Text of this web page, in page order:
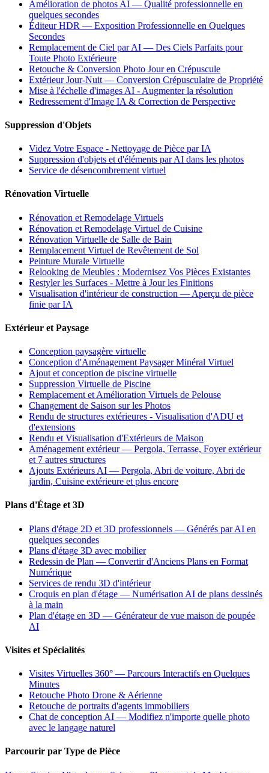
Amélioration de photos AI — Qualité professionnelle en
quelques secondes
Éditeur HDR — Exposition Professionnelle en Quelques
Secondes
Remplacement de Ciel par AI — Des Ciels Parfaits pour
Toute Photo Extérieure
Retouche & Conversion Photo Jour en Crépuscule
Extérieur Jour-Nuit — Conversion Crépusculaire de Propriété
Mise à l'échelle d'images AI - Augmenter la résolution
Redressement d'Image IA & Correction de Perspective
Suppression d'Objets
Videz Votre Espace - Nettoyage de Pièce par IA
Suppression d'objets et d'éléments par AI dans les photos
Service de désencombrement virtuel
Rénovation Virtuelle
Rénovation et Remodelage Virtuels
Rénovation et Remodelage Virtuel de Cuisine
Rénovation Virtuelle de Salle de Bain
Remplacement Virtuel de Revêtement de Sol
Peinture Murale Virtuelle
Relooking de Meubles : Modernisez Vos Pièces Existantes
Restyler les Surfaces - Mettre à Jour les Finitions
Visualisation d'intérieur de construction — Aperçu de pièce
finie par IA
Extérieur et Paysage
Conception paysagère virtuelle
Conception d'Aménagement Paysager Minéral Virtuel
Ajout et conception de piscine virtuelle
Suppression Virtuelle de Piscine
Remplacement et Amélioration Virtuels de Pelouse
Changement de Saison sur les Photos
Rendu de structures extérieures - Visualisation d'ADU et
d'extensions
Rendu et Visualisation d'Extérieurs de Maison
Aménagement extérieur — Pergola, Terrasse, Foyer extérieur
et 7 autres structures
Ajouts Extérieurs AI — Pergola, Abri de voiture, Abri de
jardin, Cuisine extérieure et plus encore
Plans d'Étage et 3D
Plans d'étage 2D et 3D professionnels — Générés par AI en
quelques secondes
Plans d'étage 3D avec mobilier
Redessin de Plan — Convertir d'Anciens Plans en Format
Numérique
Services de rendu 3D d'intérieur
Croquis en plan d'étage — Numérisation AI de plans dessinés
à la main
Plan d'étage en 3D — Générateur de vue maison de poupée
AI
Visites et Spécialités
Visites Virtuelles 360° — Parcours Interactifs en Quelques
Minutes
Retouche Photo Drone & Aérienne
Retouche de portraits d'agents immobiliers
Chat de conception AI — Modifiez n'importe quelle photo
avec le langage naturel
Parcourir par Type de Pièce